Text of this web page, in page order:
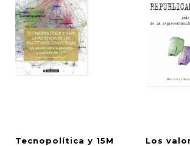
Tecnopolítica y 15M
Los